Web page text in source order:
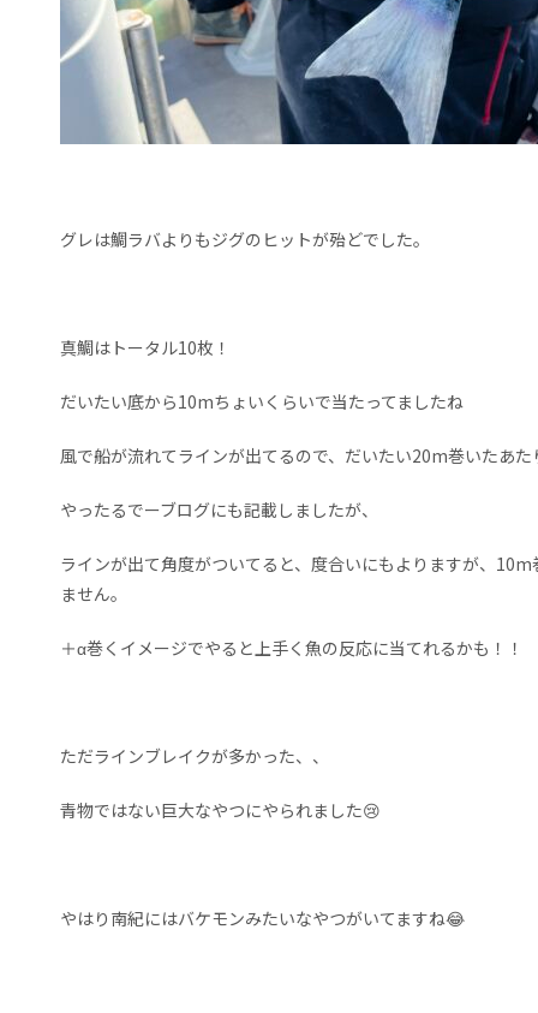
グレは鯛ラバよりもジグのヒットが殆どでした。
真鯛はトータル10枚！
だいたい底から10mちょいくらいで当たってましたね
風で船が流れてラインが出てるので、だいたい20m巻いたあ
やったるでーブログにも記載しましたが、
ラインが出て角度がついてると、度合いにもよりますが、
ません。
＋α巻くイメージでやると上手く魚の反応に当てれるかも！！
ただラインブレイクが多かった、、
青物ではない巨大なやつにやられました😢
やはり南紀にはバケモンみたいなやつがいてますね😂